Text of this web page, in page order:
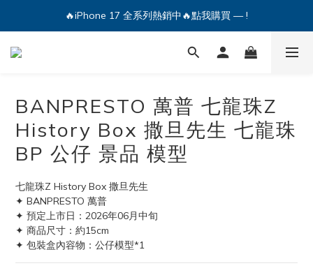
🔥iPhone 17 全系列熱銷中🔥點我購買 — !
🔥iPhone 17 全系列熱銷中🔥點我購買 — !
💕加入Q哥 Line 新好友領優惠券！🎫
BANPRESTO 萬普 七龍珠Z
History Box 撒旦先生 七龍珠
BP 公仔 景品 模型
七龍珠Z History Box 撒旦先生
✦ BANPRESTO 萬普
✦ 預定上市日：2026年06月中旬
✦ 商品尺寸：約15cm
✦ 包裝盒內容物：公仔模型*1